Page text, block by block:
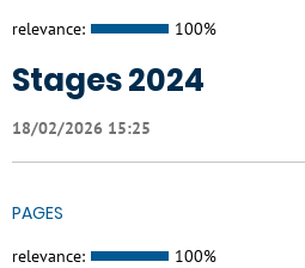
relevance: 100%
Stages 2024
18/02/2026 15:25
PAGES
relevance: 100%